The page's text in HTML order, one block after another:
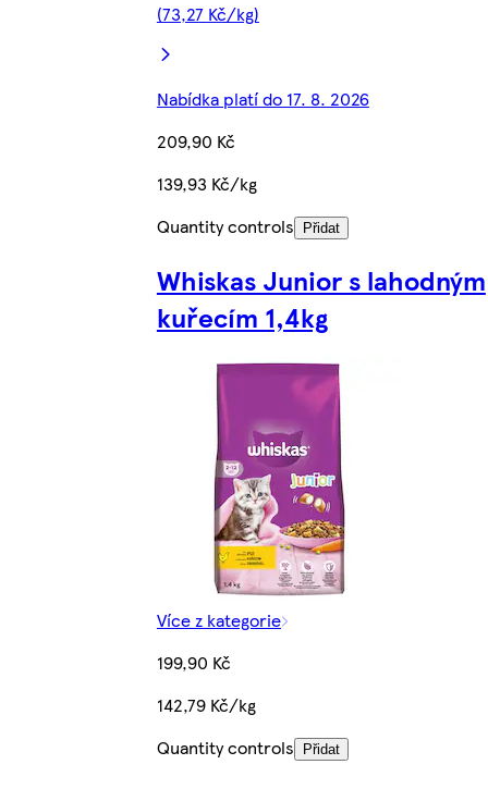
(73,27 Kč/kg)
Nabídka platí do 17. 8. 2026
209,90 Kč
139,93 Kč/kg
Quantity controls
Přidat
Whiskas Junior s lahodným
kuřecím 1,4kg
Více z kategorie
199,90 Kč
142,79 Kč/kg
Quantity controls
Přidat